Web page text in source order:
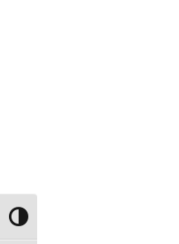
Toggle High Contrast